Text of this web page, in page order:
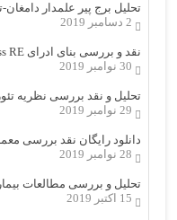
تحلیل برج پیر علمدار
2 دسامبر 2019
نقد و بررسی بنای ادرای swiss RE لندن-نورمن فاستر
30 نوامبر 2019
تحلیل و نقد بررسی نظریه
29 نوامبر 2019
دانلود رایگان نقد بررسی
28 نوامبر 2019
تحلیل و بررسی مطالعات
15 اکتبر 2019